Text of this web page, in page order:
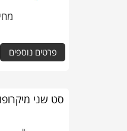
פרטים נוספים
סט שני